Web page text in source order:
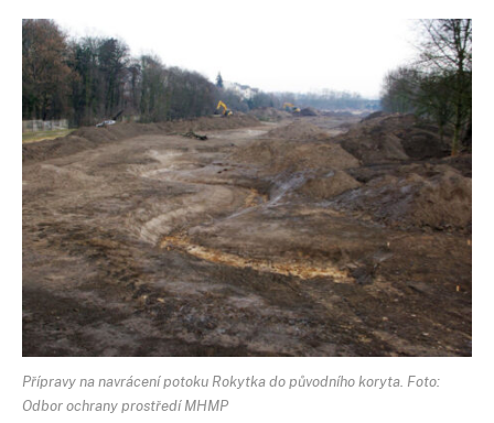
Přípravy na navrácení potoku Rokytka do původního koryta. Foto:
Odbor ochrany prostředí MHMP